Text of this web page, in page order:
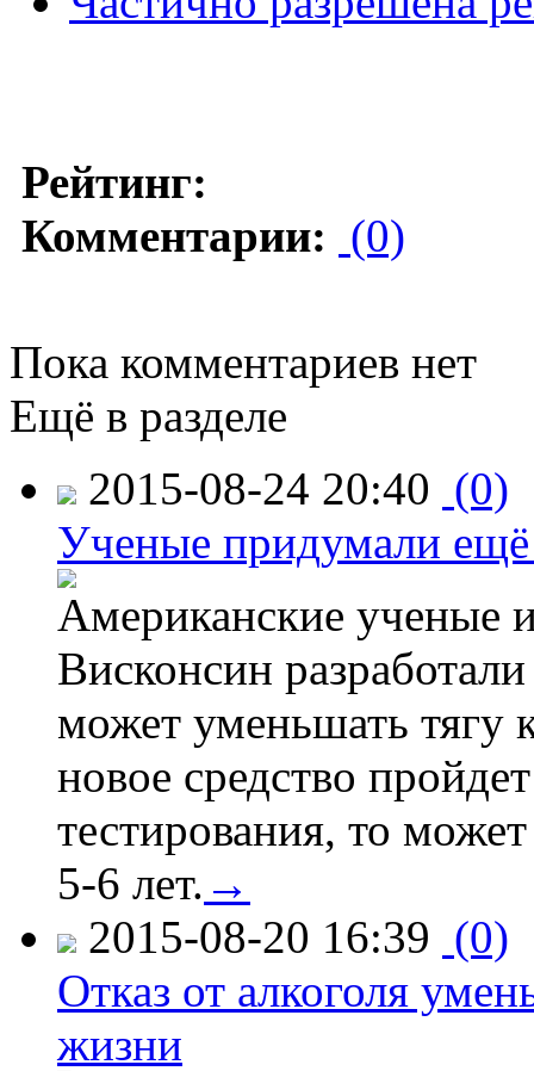
Рейтинг:
Комментарии: (0)
Пока комментариев нет
Ещё в разделе
2015-08-24 20:40 (0)
Ученые придумали ещё
Американские ученые
Висконсин
может уменьшать тягу
новое средство
тестирования, то
5-6 лет. →
2015-08-20 16:39 (0)
Отказ от алкоголя
жизни